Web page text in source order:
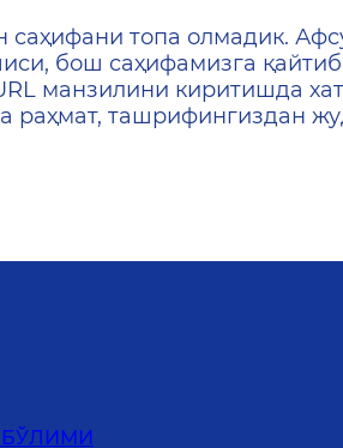
найдена
саҳифани топа олмадик.
бош саҳифамизга
манзилини киритишда
раҳмат, ташрифингиздан